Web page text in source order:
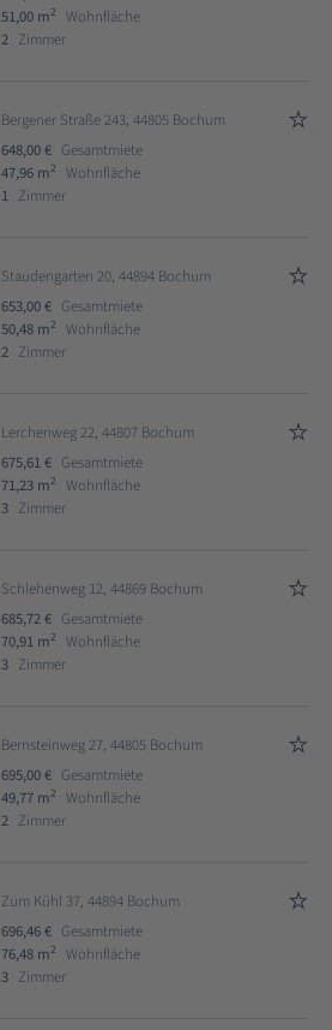
51,00 m2
Wohnfläche
2 Zimmer
Bergener Straße 243, 44805 Bochum
648,00 € Gesamtmiete
47,96 m2
Wohnfläche
1 Zimmer
Staudengarten 20, 44894 Bochum
653,00 € Gesamtmiete
50,48 m2
Wohnfläche
2 Zimmer
Lerchenweg 22, 44807 Bochum
675,61 € Gesamtmiete
71,23 m2
Wohnfläche
3 Zimmer
Schlehenweg 12, 44869 Bochum
685,72 € Gesamtmiete
70,91 m2
Wohnfläche
3 Zimmer
Bernsteinweg 27, 44805 Bochum
695,00 € Gesamtmiete
49,77 m2
Wohnfläche
2 Zimmer
Zum Kühl 37, 44894 Bochum
696,46 € Gesamtmiete
76,48 m2
Wohnfläche
3 Zimmer